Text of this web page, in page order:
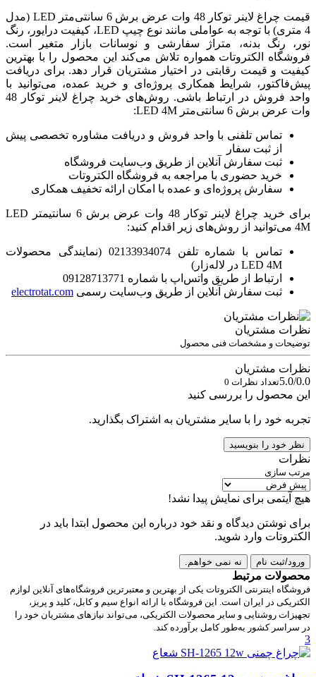
قیمت چراغ لاینر توکار 48 وات عرض برش 6 سانتی‌متر LED (مدل
4 متری) با توجه به عواملی مانند نوع چیپ LED، کیفیت درایور، رنگ
نور، رنگ بدنه، متراژ سفارشی و نوسانات بازار متغیر است.
فروشگاه الکتروتات همواره تلاش می‌کند این محصول را با بهترین
کیفیت و قیمت رقابتی در اختیار مشتریان قرار دهد. برای دریافت
پیش‌فاکتور، شرایط همکاری پروژه‌ای و خرید عمده، می‌توانید با
واحد فروش در ارتباط باشی. روش‌های خرید چراغ لاینر توکار 48
وات عرض برش 6 سانتی‌متر LED 4M:
تماس تلفنی با واحد فروش و دریافت مشاوره تخصصی پیش
از ثبت سفار
ثبت سفارش آنلاین از طریق وب‌سایت فروشگاه
خرید حضوری با مراجعه به فروشگاه الکتروتات
سفارش پروژه‌ای و عمده با امکان ارائه تخفیف همکاری
برای خرید چراغ لاینر توکار 48 وات عرض برش 6 سانتیمتر LED
4M می‌توانید از روش‌های زیر اقدام کنید:
تماس با شماره تلفن 02133934074 (نمایندگی محصولات
LED 4M در لاله‌زار)
ارتباط از طریق واتس‌اپ با شماره 09128713771
ثبت سفارش آنلاین از طریق وب‌سایت رسمی electrotat.com
نظرات مشتریان
توضیحات و مشخصات فنی محصول
نظرات مشتریان
5.0/0.0تعداد نظرات 0
این محصول را بررسی کنید
تجربه خود را با سایر مشتریان به اشتراک بگذارید.
نظر خود را بنویسید
نظرات
مرتب سازی
هیچ آیتمی برای نمایش پیدا نشد!
برای نوشتن دیدگاه و نقد خود درباره این محصول ابتدا باید در
الکتروتات وارد شوید.
ورود/ثبت نام نه نمی خواهم.
محصولات مرتبط
فروشگاه اینترنتی الکتروتات یکی از بهترین و معتبرترین فروشگاه‌های آنلاین لوازم
الکتریکی در ایران است. این فروشگاه با ارائه انواع سیم و کابل، کلید و پریز،
تجهیزات روشنایی و سایر محصولات الکتریکی، می‌تواند نیازهای مشتریان خود را
در سراسر کشور به‌طور کامل برآورده کند.
3